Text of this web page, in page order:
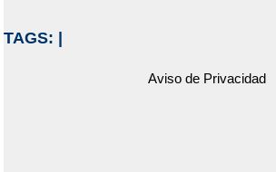
TAGS:
Aviso de Privacidad